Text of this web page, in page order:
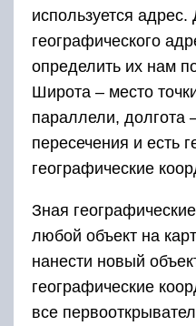
используется адрес.
географического
определить их нам
Широта – место
параллели, долгота
пересечения и есть
географические
Зная
любой объект на
нанести новый
географические
все